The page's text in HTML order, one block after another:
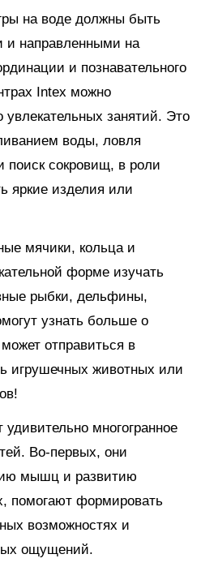
на воде должны быть
и направленными на
и познавательного
Intex можно
увлекательных занятий. Это
воды, ловля
сокровищ, в роли
яркие изделия или
мячики, кольца и
форме изучать
рыбки, дельфины,
узнать больше о
отправиться в
игрушечных животных или
многогранное
Во-первых, они
мышц и развитию
помогают формировать
возможностях и
ощущений.